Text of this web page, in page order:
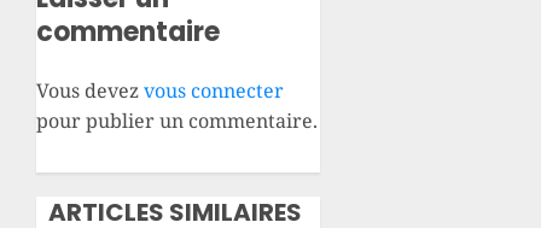
commentaire
Vous devezvous connecter
pour publier un commentaire.
ARTICLES SIMILAIRES